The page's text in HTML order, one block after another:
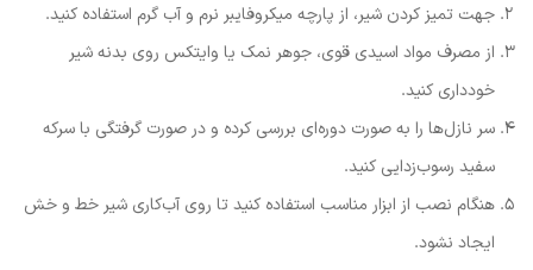
جهت تمیز کردن شیر، از پارچه میکروفایبر نرم و آب گرم استفاده کنید.
از مصرف مواد اسیدی قوی، جوهر نمک یا وایتکس روی بدنه شیر
خودداری کنید.
سر نازل‌ها را به صورت دوره‌ای بررسی کرده و در صورت گرفتگی با سرکه
سفید رسوب‌زدایی کنید.
هنگام نصب از ابزار مناسب استفاده کنید تا روی آب‌کاری شیر خط و خش
ایجاد نشود.